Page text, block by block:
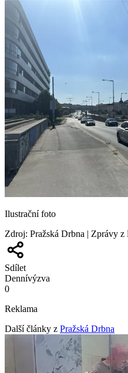
Ilustrační foto
Zdroj: Pražská Drbna | Zprávy
Sdílet
Dennívýzva
0
Reklama
Další články z Pražská Drbna